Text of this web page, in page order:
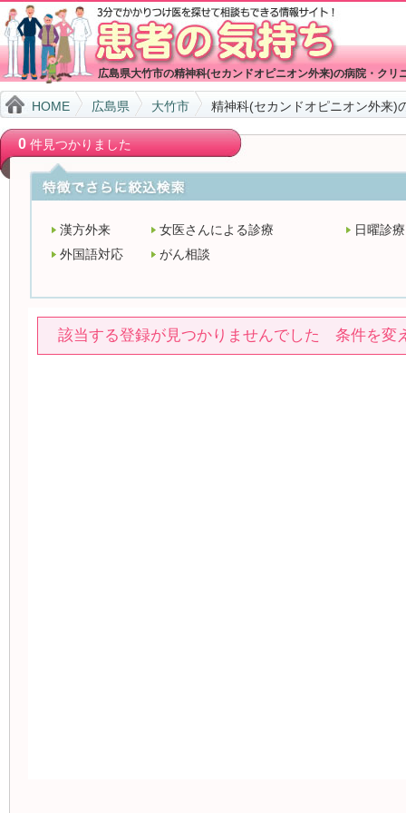
広島県大竹市の精神科(セカンドオピニオン外来)の病院・クリ
HOME 広島県 大竹市 精神科(セカンドオピニオン外来)
0件見つかりました
漢方外来 女医さんによる診療
日曜診療
外国語対応
がん相談
該当する登録が見つかりませんでした 条件を